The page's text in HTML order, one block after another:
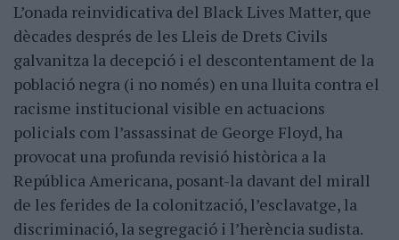
L’onada reinvidicativa del Black Lives Matter, que
dècades després de les Lleis de Drets Civils
galvanitza la decepció i el descontentament de la
població negra (i no només) en una lluita contra el
racisme institucional visible en actuacions
policials com l’assassinat de George Floyd, ha
provocat una profunda revisió històrica a la
República Americana, posant-la davant del mirall
de les ferides de la colonització, l’esclavatge, la
discriminació, la segregació i l’herència sudista.